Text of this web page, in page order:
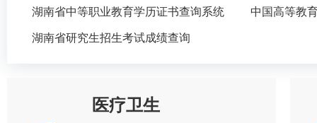
湖南省中等职业教育学历证书查询系统 中国高等教
湖南省研究生招生考试成绩查询
医疗卫生